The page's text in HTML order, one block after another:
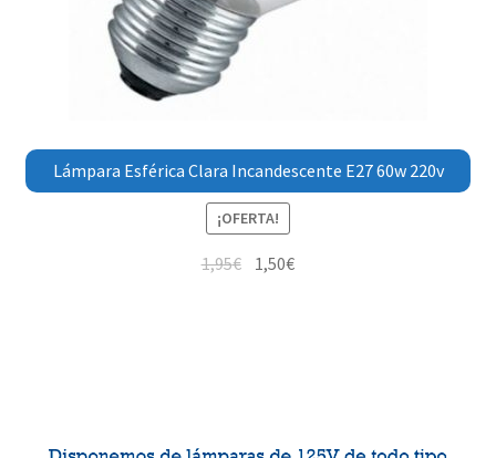
Lámpara Esférica Clara Incandescente E27 60w 220v
¡OFERTA!
1,95€ 1,50€